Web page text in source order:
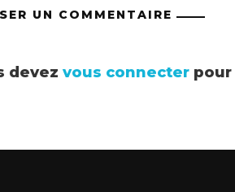
UN COMMENTAIRE
devez vous connecterpour